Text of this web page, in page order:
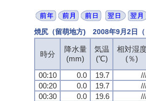
焼尻（留萌地方) 2008年9月2日（
時分
降水量
(mm)
気温
(℃)
相対湿
(％)
00:10
0.0 19.7
00:20
0.0 19.7
00:30
0.0 19.6
時分
降水量
(mm)
気温
(℃)
相対湿
(％)
00:10
0.0 19.7
00:20
0.0 19.7
00:30
0.0 19.6
時分
降水量
(mm)
気温
(℃)
相対湿
(％)
00:10
0.0 19.7
00:20
0.0 19.7
00:30
0.0 19.6
時分
降水量
(mm)
気温
(℃)
相対湿
(％)
00:10
0.0 19.7
00:20
0.0 19.7
00:30
0.0 19.6